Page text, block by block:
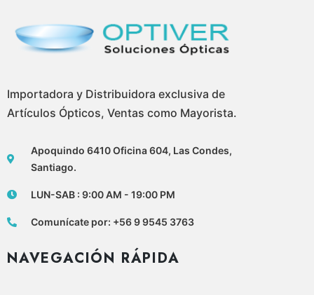
Importadora y Distribuidora exclusiva de
Artículos Ópticos, Ventas como Mayorista.
Apoquindo 6410 Oficina 604, Las Condes,
Santiago.
LUN-SAB : 9:00 AM - 19:00 PM
Comunícate por: +56 9 9545 3763
NAVEGACIÓN RÁPIDA